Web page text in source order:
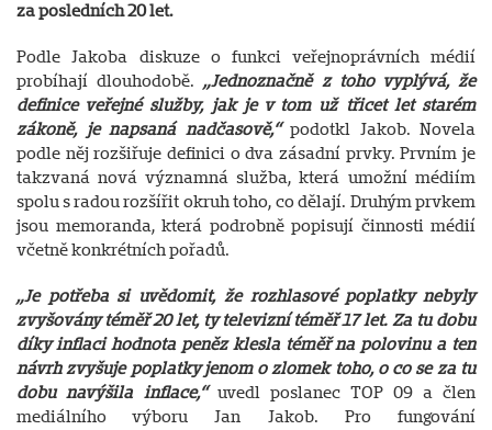
za posledních 20 let.
Podle Jakoba diskuze o funkci veřejnoprávních médií
probíhají dlouhodobě. „Jednoznačně z toho vyplývá, že
definice veřejné služby, jak je v tom už třicet let starém
zákoně, je napsaná nadčasově,“podotkl Jakob. Novela
podle něj rozšiřuje definici o dva zásadní prvky. Prvním je
takzvaná nová významná služba, která umožní médiím
spolu s radou rozšířit okruh toho, co dělají. Druhým prvkem
jsou memoranda, která podrobně popisují činnosti médií
včetně konkrétních pořadů.
„Je potřeba si uvědomit, že rozhlasové poplatky nebyly
zvyšovány téměř 20 let, ty televizní téměř 17 let. Za tu dobu
díky inflaci hodnota peněz klesla téměř na polovinu a ten
návrh zvyšuje poplatky jenom o zlomek toho, o co se za tu
dobu navýšila inflace,“uvedl poslanec TOP 09 a člen
mediálního výboru Jan Jakob. Pro fungování